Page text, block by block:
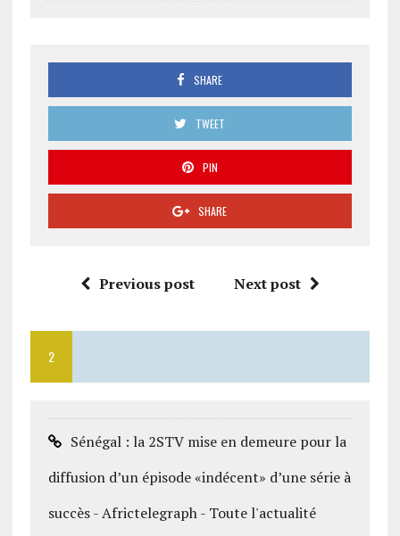
SHARE
TWEET
PIN
SHARE
Previous post Next post
2
Sénégal : la 2STV mise en demeure pour la
diffusion d’un épisode «indécent» d’une série à
succès - Africtelegraph - Toute l'actualité